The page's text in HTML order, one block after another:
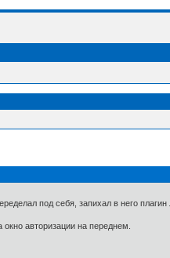
под себя, запихал в него
авторизации на переднем.